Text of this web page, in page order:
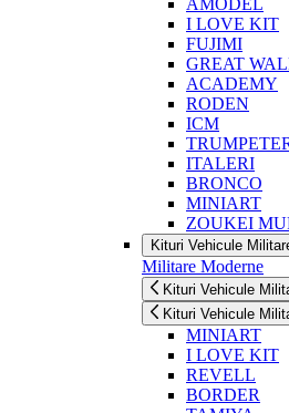
I LOVE KIT
FUJIMI
GREAT
ACADEMY
RODEN
ICM
ITALERI
BRONCO
MINIART
ZOUKEI
Kituri Vehicule
Militare Moderne
Kituri Vehicule
Kituri Vehicule
MINIART
I LOVE KIT
REVELL
BORDER